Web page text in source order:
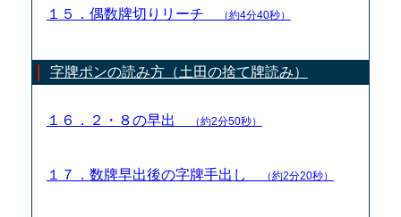
１５．偶数牌切りリーチ （約4分40秒）
字牌ポンの読み方（土田の捨て牌読み）
１６．２・８の早出 （約2分50秒）
１７．数牌早出後の字牌手出し （約2分20秒）